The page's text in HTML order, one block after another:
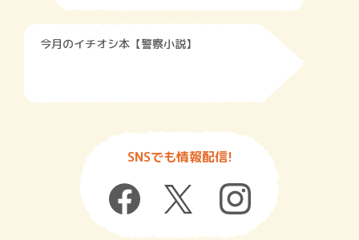
今月のイチオシ本【警察小説】
SNSでも情報配信!